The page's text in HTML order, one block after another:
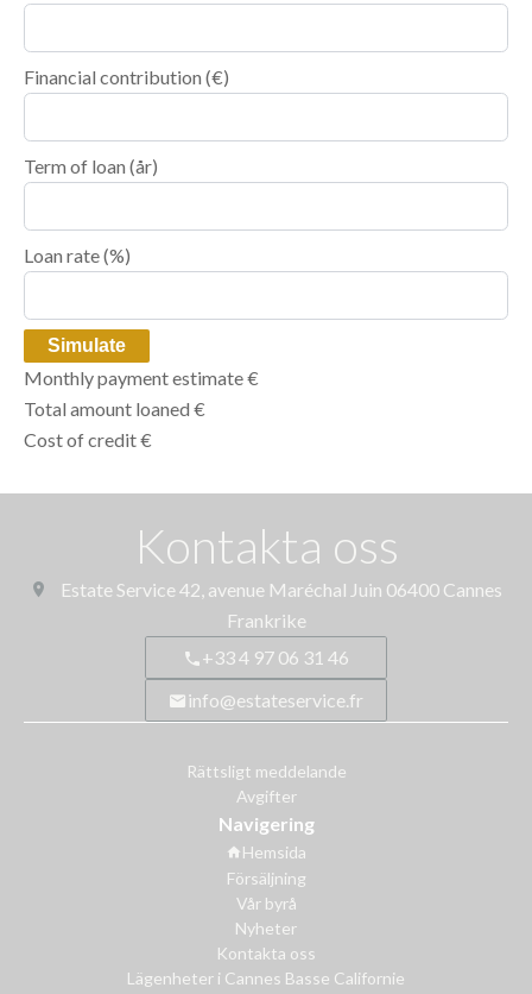
Financial contribution (€)
Term of loan (år)
Loan rate(%)
Simulate
Monthly payment estimate€
Total amount loaned €
Cost of credit€
Kontakta oss
Estate Service42, avenue Maréchal Juin 06400 Cannes
Frankrike
+33 4 97 06 31 46
info@estateservice.fr
Rättsligt meddelande
Avgifter
Navigering
Hemsida
Försäljning
Vår byrå
Nyheter
Kontakta oss
Lägenheter i Cannes Basse Californie